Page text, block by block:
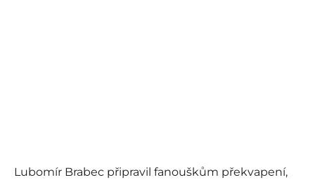
Lubomír Brabec připravil fanouškům překvapení,